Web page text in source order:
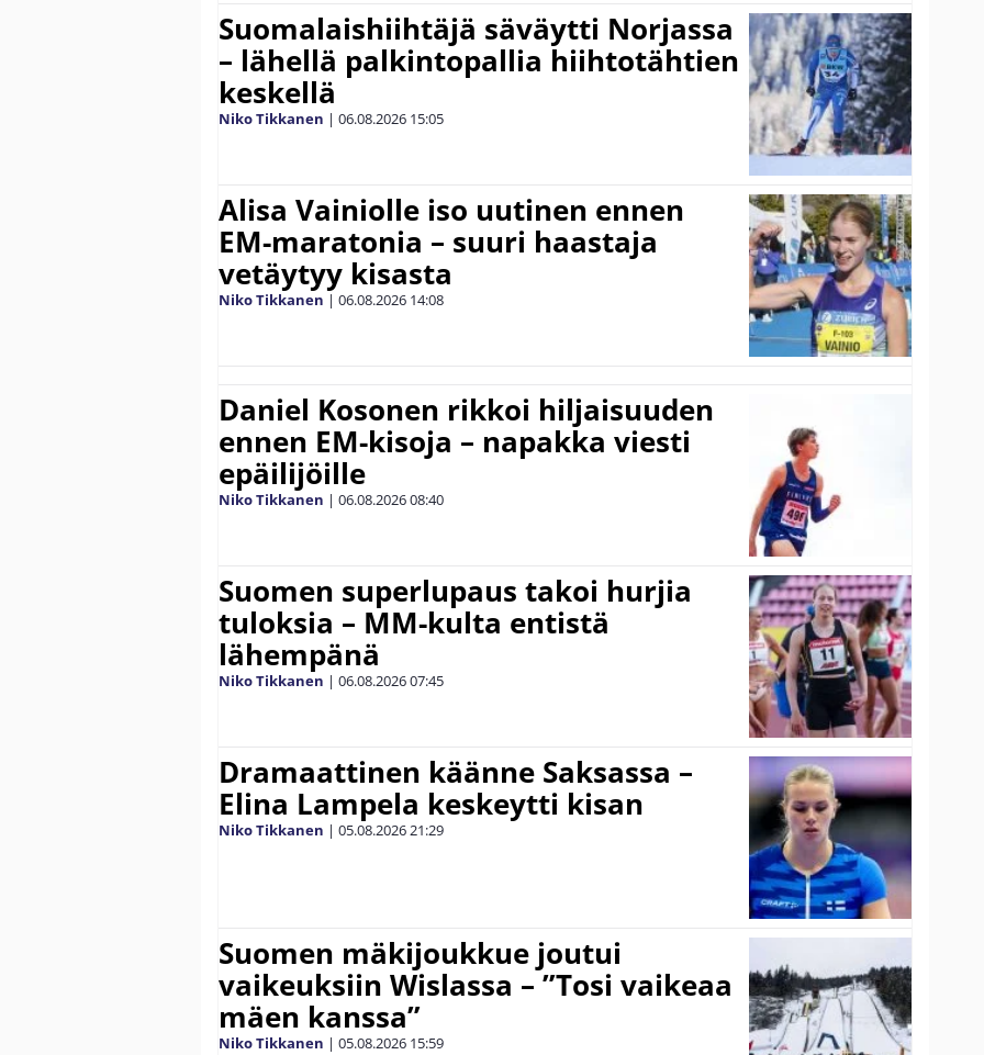
Suomalaishiihtäjä säväytti Norjassa
– lähellä palkintopallia hiihtotähtien
keskellä
Niko Tikkanen | 06.08.2026 15:05
Alisa Vainiolle iso uutinen ennen
EM-maratonia – suuri haastaja
vetäytyy kisasta
Niko Tikkanen | 06.08.2026 14:08
Daniel Kosonen rikkoi hiljaisuuden
ennen EM-kisoja – napakka viesti
epäilijöille
Niko Tikkanen | 06.08.202608:40
Suomen superlupaus takoi hurjia
tuloksia – MM-kulta entistä
lähempänä
Niko Tikkanen | 06.08.202607:45
Dramaattinen käänne Saksassa –
Elina Lampela keskeytti kisan
Niko Tikkanen | 05.08.202621:29
Suomen mäkijoukkue joutui
vaikeuksiin Wislassa – ”Tosi vaikeaa
mäen kanssa”
Niko Tikkanen | 05.08.2026 15:59